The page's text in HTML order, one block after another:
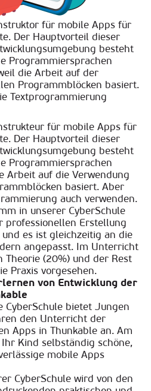
für mobile Apps für
Der Hauptvorteil dieser
besteht
Programmiersprachen
die Arbeit auf der
Programmblöcken basiert.
Textprogrammierung
für mobile Apps für
Der Hauptvorteil dieser
besteht
Programmiersprachen
Arbeit auf die Verwendung
basiert. Aber
auch verwenden.
in unserer CyberSchule
professionellen Erstellung
es ist gleichzeitig an die
angepasst. Im Unterricht
Theorie (20%) und der Rest
Praxis vorgesehen.
von Entwicklung der
CyberSchule bietet Jungen
den Unterricht der
Apps in Thunkable an. Am
Kind selbständig schöne,
mobile Apps
CyberSchule wird von den